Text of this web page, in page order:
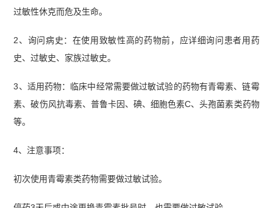
过敏性休克而危及生命。
2、询问病史：在使用致敏性高的药物前，应详细询问患者用药
史、过敏史、家族过敏史。
3、适用药物：临床中经常需要做过敏试验的药物有青霉素、链霉
素、破伤风抗毒素、普鲁卡因、碘、细胞色素C、头孢菌素类药物
等。
4、注意事项：
初次使用青霉素类药物需要做过敏试验。